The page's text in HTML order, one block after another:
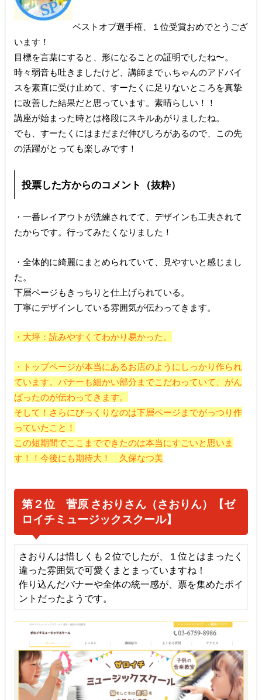
ベストオブ選手権、１位受賞おめでとうござ
います！
目標を言葉にすると、形になることの証明でしたね〜。
時々弱音も吐きましたけど、講師までぃちゃんのアドバイ
スを素直に受け止めて、すーたくに足りないところを真摯
に改善した結果だと思っています。素晴らしい！！
講座が始まった時とは格段にスキルあがりましたね。
でも、すーたくにはまだまだ伸びしろがあるので、この先
の活躍がとっても楽しみです！
投票した方からのコメント（抜粋）
・一番レイアウトが洗練されてて、デザインも工夫されて
たからです。行ってみたくなりました！
・全体的に綺麗にまとめられていて、見やすいと感じまし
た。
下層ページもきっちりと仕上げられている。
丁寧にデザインしている雰囲気が伝わってきます。
・大坪：読みやすくてわかり易かった。
・トップページが本当にあるお店のようにしっかり作られ
ています。バナーも細かい部分までこだわっていて、がん
ばったのが伝わってきます。
そして！さらにびっくりなのは下層ページまでがっつり作
っていたこと！
この短期間でここまでできたのは本当にすごいと思いま
す！！今後にも期待大！ 久保なつ美
第２位 菅原 さおりさん（さおりん）【ゼ
ロイチミュージックスクール】
さおりんは惜しくも２位でしたが、１位とはまったく
違った雰囲気で可愛くまとまっていますね！
作り込んだバナーや全体の統一感が、票を集めたポイ
ントだったようです。